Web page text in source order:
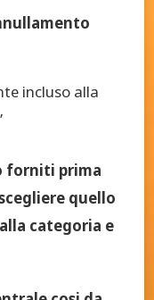
incluso alla
forniti prima
quello
categoria e